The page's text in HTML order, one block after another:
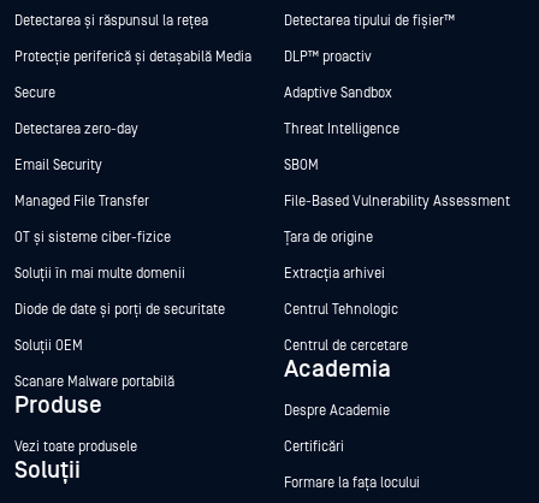
Detectarea și răspunsul la rețea
Protecție periferică și detașabilă Media
Secure
Detectarea zero-day
Email Security
Managed File Transfer
OT și sisteme ciber-fizice
Soluții în mai multe domenii
Diode de date și porți de securitate
Soluții OEM
Scanare Malware portabilă
Produse
Vezi toate produsele
Soluții
Detectarea tipului de fișier™
DLP™ proactiv
Adaptive Sandbox
Threat Intelligence
SBOM
File-Based Vulnerability Assessment
Țara de origine
Extracția arhivei
Centrul Tehnologic
Centrul de cercetare
Academia
Despre Academie
Certificări
Formare la fața locului